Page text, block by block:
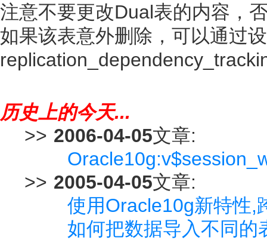
注意不要更改Dual表的内容，
如果该表意外删除，可以通过
历史上的今天...
>> 2006-04-05文章:
>> 2005-04-05文章:
使用Oracle10g新特性,
如何把数据导入不同的